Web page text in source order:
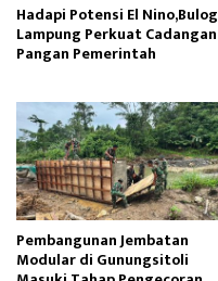
Hadapi Potensi El Nino,Bulog
Lampung Perkuat Cadangan
Pangan Pemerintah
Pembangunan Jembatan
Modular di Gunungsitoli